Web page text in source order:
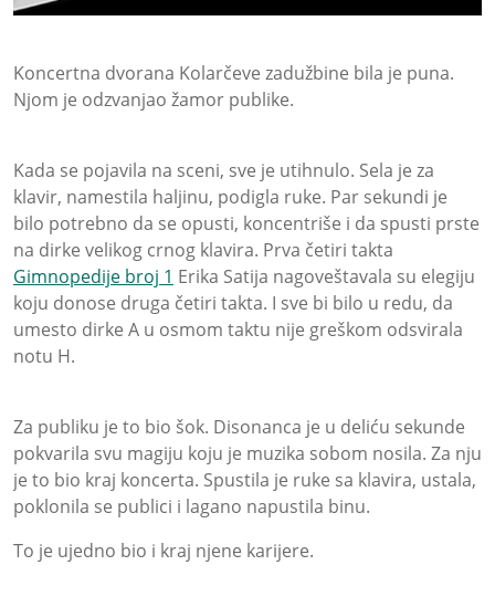
Koncertna dvorana Kolarčeve zadužbine bila je puna.
Njom je odzvanjao žamor publike.
Kada se pojavila na sceni, sve je utihnulo. Sela je za
klavir, namestila haljinu, podigla ruke. Par sekundi je
bilo potrebno da se opusti, koncentriše i da spusti prste
na dirke velikog crnog klavira. Prva četiri takta
Gimnopedije broj 1 Erika Satija nagoveštavala su elegiju
koju donose druga četiri takta. I sve bi bilo u redu, da
umesto dirke A u osmom taktu nije greškom odsvirala
notu H.
Za publiku je to bio šok. Disonanca je u deliću sekunde
pokvarila svu magiju koju je muzika sobom nosila. Za nju
je to bio kraj koncerta. Spustila je ruke sa klavira, ustala,
poklonila se publici i lagano napustila binu.
To je ujedno bio i kraj njene karijere.